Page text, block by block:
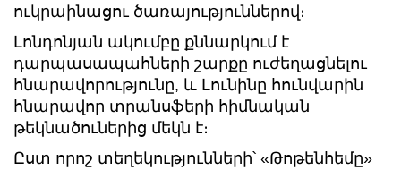
ուկրաինացու ծառայություններով։
Լոնդոնյան ակումբը քննարկում է
դարպասապահների շարքը ուժեղացնելու
հնարավորությունը, և Լունինը հունվարին
հնարավոր տրանսֆերի հիմնական
թեկնածուներից մեկն է։
Ըստ որոշ տեղեկությունների՝ «Թոթենհեմը»